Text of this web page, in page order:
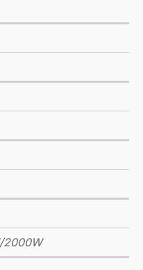
2000W